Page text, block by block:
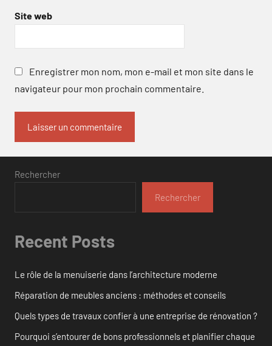
Site web
Enregistrer mon nom, mon e-mail et mon site dans le
navigateur pour mon prochain commentaire.
Rechercher
Rechercher
Recent Posts
Le rôle de la menuiserie dans l’architecture moderne
Réparation de meubles anciens : méthodes et conseils
Quels types de travaux confier à une entreprise de rénovation ?
Pourquoi s’entourer de bons professionnels et planifier chaque